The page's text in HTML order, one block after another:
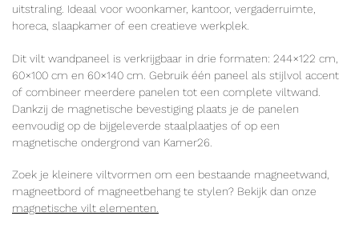
uitstraling. Ideaal voor woonkamer, kantoor, vergaderruimte,
horeca, slaapkamer of een creatieve werkplek.
Dit vilt wandpaneel is verkrijgbaar in drie formaten: 244×122 cm,
60×100 cm en 60×140 cm. Gebruik één paneel als stijlvol accent
of combineer meerdere panelen tot een complete viltwand.
Dankzij de magnetische bevestiging plaats je de panelen
eenvoudig op de bijgeleverde staalplaatjes of op een
magnetische ondergrond van Kamer26.
Zoek je kleinere viltvormen om een bestaande magneetwand,
magneetbord of magneetbehang te stylen? Bekijk dan onze
magnetische vilt elementen.